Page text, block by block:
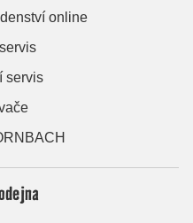
online
servis